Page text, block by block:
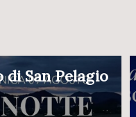
di San Pelagio